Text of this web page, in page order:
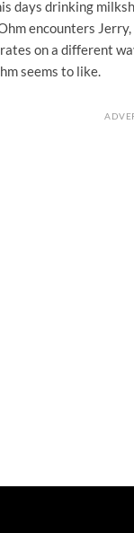
days drinking
encounters
on a different
seems to like.